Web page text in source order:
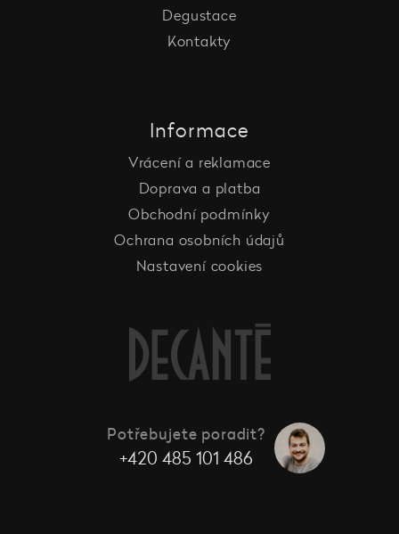
Degustace
Kontakty
Informace
Vrácení a reklamace
Doprava a platba
Obchodní podmínky
Ochrana osobních údajů
Nastavení cookies
Potřebujete poradit?
+420 485 101 486